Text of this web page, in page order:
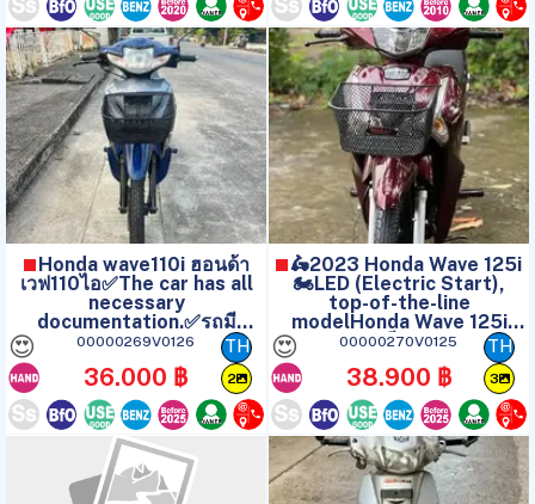
Honda wave110i ฮอนด้า
เวฟ110ไอ✅The car has all
necessary
documentation.✅รถมี
เอกสารครบทุกอย่าง
😍 00000269V0126
36.000 ฿
TH
2
🛵2023 Honda Wave 125i
🏍️LED (Electric Start),
top-of-the-line
modelHonda Wave 125i
LED ปี 2023
😍 00000270V0125
38.900 ฿
TH
3